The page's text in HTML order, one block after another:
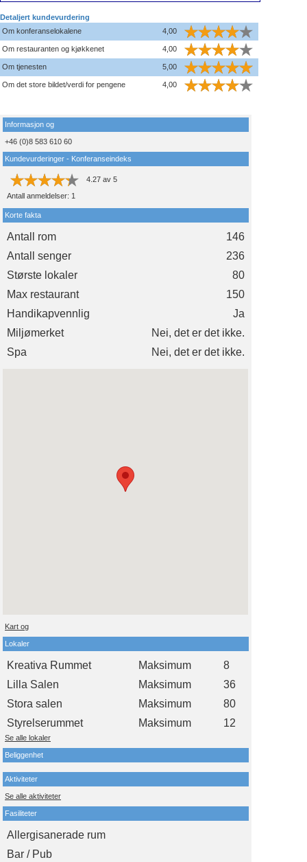
Detaljert kundevurdering
Om konferanselokalene
4,00
Om restauranten og kjøkkenet 4,00
Om tjenesten 5,00
Om det store bildet/verdi for pengene 4,00
Informasjon og
+46 (0)8 583 610 60
Kundevurderinger - Konferanseindeks
4.27 av 5
Antall anmeldelser: 1
Korte fakta
Antall rom
146
Antall senger
236
Største lokaler
80
Max restaurant
150
Handikapvennlig
Ja
Miljømerket
Nei, det er det ikke.
Spa
Nei, det er det ikke.
Kart og
Lokaler
Kreativa Rummet Maksimum
8
Lilla Salen
Maksimum
36
Stora salen
Maksimum
80
Styrelserummet
Maksimum 12
Se alle lokaler
Beliggenhet
Aktiviteter
Se alle aktiviteter
Fasiliteter
Allergisanerade rum
Bar / Pub